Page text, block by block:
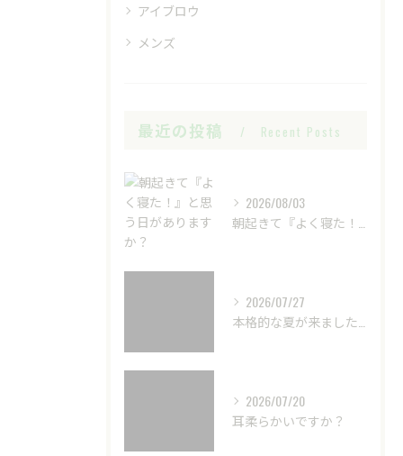
アイブロウ
メンズ
最近の投稿 Recent Posts
2026/08/03
朝起きて『よく寝た！』と思う日がありますか？
2026/07/27
本格的な夏が来ました☀️
2026/07/20
耳柔らかいですか？